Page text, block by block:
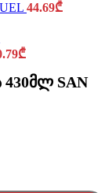
44.69₾
₾
430მლ SAN